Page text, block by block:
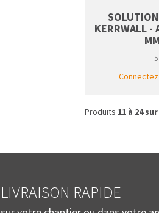
KERRWALL -
Produits 11 à 24 sur
LIVRAISON RAPIDE